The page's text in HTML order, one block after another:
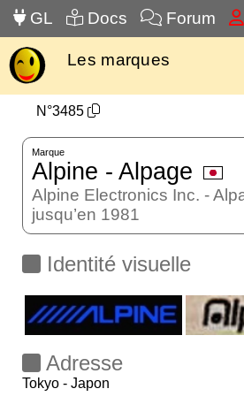
GL Docs Forum
Les marques
N°3485
Marque
Alpine - Alpage
Alpine Electronics Inc. -
jusqu’en 1981
Identité visuelle
Adresse
Tokyo - Japon